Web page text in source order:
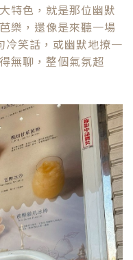
特色，就是那位幽默
樂，還像是來聽一場
冷笑話，或幽默地撩一
無聊，整個氣氛超